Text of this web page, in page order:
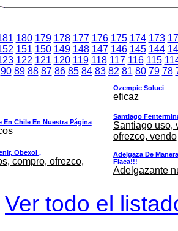
180 179 178 177 176 175 174 173
151 150 149 148 147 146 145 144
122 121 120 119 118 117 116 115
90 89 88 87 86 85 84 83 82 81 80 79 78
Ozempic Soluci
eficaz
En Chile En Nuestra Página
Santiago
Santiago uso,
ofrezco, vendo
Obexol ,
compro, ofrezco,
Adelgaza De
Flaca!!!
Adelgazante
Ver todo el